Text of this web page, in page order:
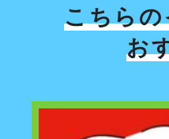
こちら
お